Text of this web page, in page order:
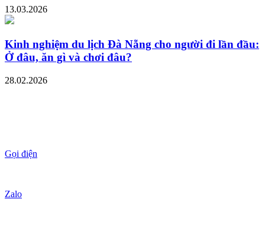
13.03.2026
Kinh nghiệm du lịch Đà Nẵng cho người đi lần đầu:
Ở đâu, ăn gì và chơi đâu?
28.02.2026
Gọi điện
Zalo